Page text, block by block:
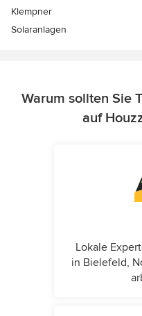
Klempner
Solaranlagen
Warum sollten Sie
auf
Lokale
in Bielefeld,